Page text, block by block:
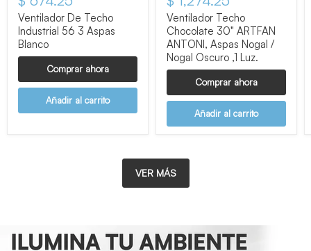
Ventilador De Techo
Industrial 56 3 Aspas
Blanco
Comprar ahora
Añadir al carrito
Ventilador Techo
Chocolate 30" ARTFAN
ANTONI, Aspas Nogal /
Nogal Oscuro ,1 Luz.
Comprar ahora
Añadir al carrito
VER MÁS